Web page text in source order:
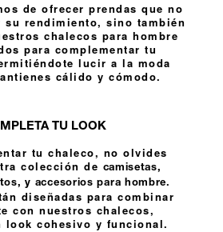
de ofrecer prendas que no
su rendimiento, sino también
chalecos para hombre
para complementar tu
lucir a la moda
cálido y cómodo.
TU LOOK
tu chaleco, no olvides
colección de
camisetas,
, y accesorios para hombre.
diseñadas para combinar
con nuestros chalecos,
look cohesivo y funcional.